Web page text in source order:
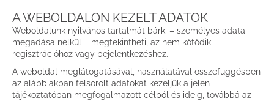
A WEBOLDALON KEZELT ADATOK
Weboldalunk nyilvános tartalmát bárki – személyes adatai
megadása nélkül – megtekintheti, az nem kötődik
regisztrációhoz vagy bejelentkezéshez.
A weboldal meglátogatásával, használatával összefüggésben
az alábbiakban felsorolt adatokat kezeljük a jelen
tájékoztatóban megfogalmazott célból és ideig, továbbá az